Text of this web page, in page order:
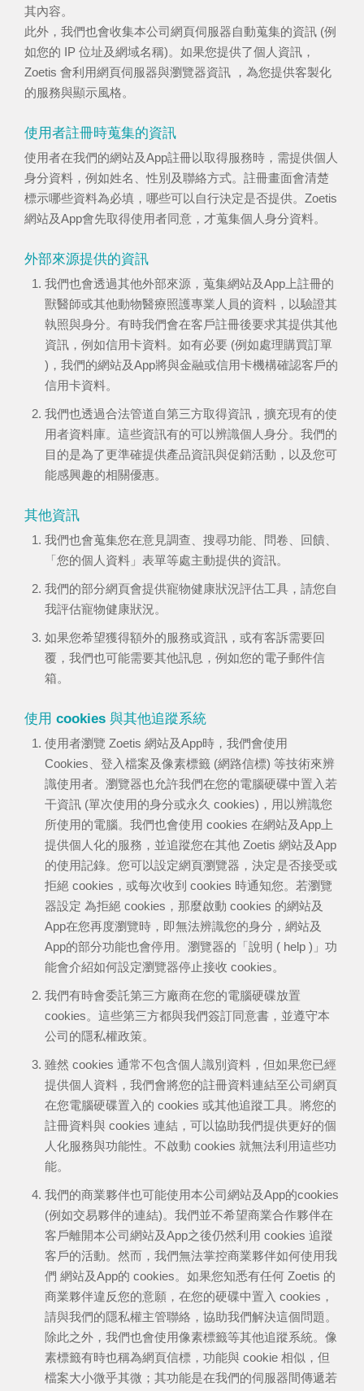
其內容。
此外，我們也會收集本公司網頁伺服器自動蒐集的資訊 (例
如您的 IP 位址及網域名稱)。如果您提供了個人資訊，
Zoetis 會利用網頁伺服器與瀏覽器資訊 ，為您提供客製化
的服務與顯示風格。
使用者註冊時蒐集的資訊
使用者在我們的網站及App註冊以取得服務時，需提供個人
身分資料，例如姓名、性別及聯絡方式。註冊畫面會清楚
標示哪些資料為必填，哪些可以自行決定是否提供。Zoetis
網站及App會先取得使用者同意，才蒐集個人身分資料。
外部來源提供的資訊
我們也會透過其他外部來源，蒐集網站及App上註冊的
獸醫師或其他動物醫療照護專業人員的資料，以驗證其
執照與身分。有時我們會在客戶註冊後要求其提供其他
資訊，例如信用卡資料。如有必要 (例如處理購買訂單
)，我們的網站及App將與金融或信用卡機構確認客戶的
信用卡資料。
我們也透過合法管道自第三方取得資訊，擴充現有的使
用者資料庫。這些資訊有的可以辨識個人身分。我們的
目的是為了更準確提供產品資訊與促銷活動，以及您可
能感興趣的相關優惠。
其他資訊
我們也會蒐集您在意見調查、搜尋功能、問卷、回饋、
「您的個人資料」表單等處主動提供的資訊。
我們的部分網頁會提供寵物健康狀況評估工具，請您自
我評估寵物健康狀況。
如果您希望獲得額外的服務或資訊，或有客訴需要回
覆，我們也可能需要其他訊息，例如您的電子郵件信
箱。
使用 cookies 與其他追蹤系統
使用者瀏覽 Zoetis 網站及App時，我們會使用
Cookies、登入檔案及像素標籤 (網路信標) 等技術來辨
識使用者。瀏覽器也允許我們在您的電腦硬碟中置入若
干資訊 (單次使用的身分或永久 cookies)，用以辨識您
所使用的電腦。我們也會使用 cookies 在網站及App上
提供個人化的服務，並追蹤您在其他 Zoetis 網站及App
的使用記錄。您可以設定網頁瀏覽器，決定是否接受或
拒絕 cookies，或每次收到 cookies 時通知您。若瀏覽
器設定 為拒絕 cookies，那麼啟動 cookies 的網站及
App在您再度瀏覽時，即無法辨識您的身分，網站及
App的部分功能也會停用。瀏覽器的「說明 ( help )」功
能會介紹如何設定瀏覽器停止接收 cookies。
我們有時會委託第三方廠商在您的電腦硬碟放置
cookies。這些第三方都與我們簽訂同意書，並遵守本
公司的隱私權政策。
雖然 cookies 通常不包含個人識別資料，但如果您已經
提供個人資料，我們會將您的註冊資料連結至公司網頁
在您電腦硬碟置入的 cookies 或其他追蹤工具。將您的
註冊資料與 cookies 連結，可以協助我們提供更好的個
人化服務與功能性。不啟動 cookies 就無法利用這些功
能。
我們的商業夥伴也可能使用本公司網站及App的cookies
(例如交易夥伴的連結)。我們並不希望商業合作夥伴在
客戶離開本公司網站及App之後仍然利用 cookies 追蹤
客戶的活動。然而，我們無法掌控商業夥伴如何使用我
們 網站及App的 cookies。如果您知悉有任何 Zoetis 的
商業夥伴違反您的意願，在您的硬碟中置入 cookies，
請與我們的隱私權主管聯絡，協助我們解決這個問題。
除此之外，我們也會使用像素標籤等其他追蹤系統。像
素標籤有時也稱為網頁信標，功能與 cookie 相似，但
檔案大小微乎其微；其功能是在我們的伺服器間傳遞若